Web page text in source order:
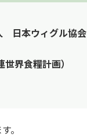
日本ウィグル協会
界食糧計画）
。